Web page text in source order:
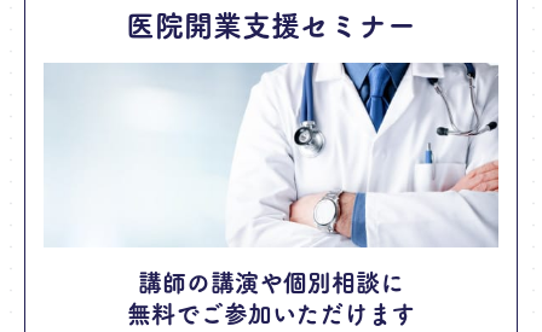
医院開業支援セミナー
講師の講演や個別相談に
無料でご参加いただけます